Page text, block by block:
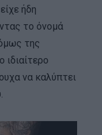
ήδη
το όνομά
της
ιδιαίτερο
να καλύπτει